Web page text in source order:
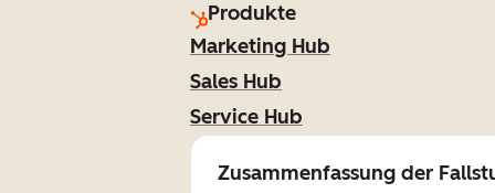
Produkte
Marketing Hub
Sales Hub
Service Hub
Zusammenfassung der